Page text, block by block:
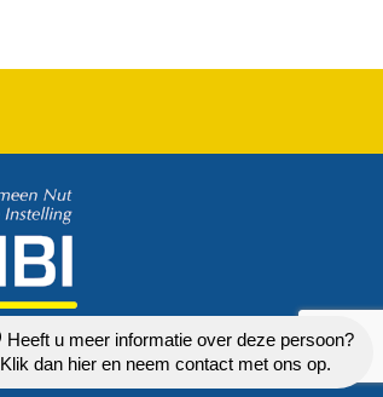
Heeft u meer informatie over deze persoon?
Klik dan hier en neem contact met ons op.